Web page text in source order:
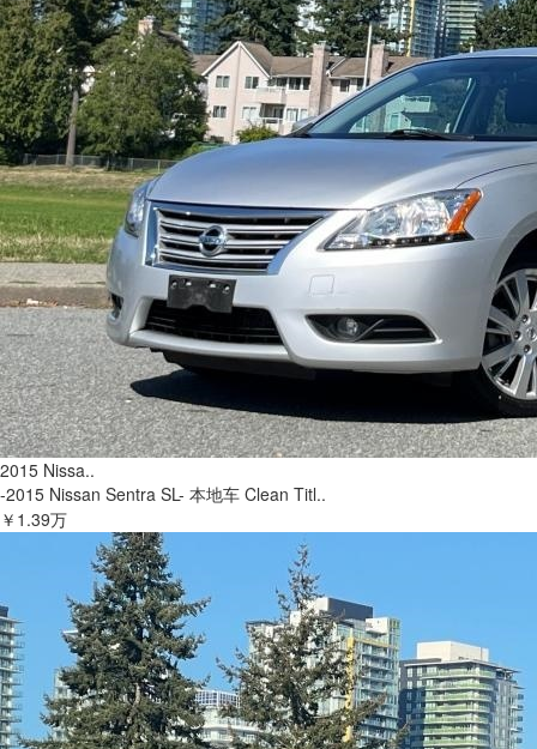
2015 Nissa..
-2015 Nissan Sentra SL- 本地车 Clean Titl..
￥1.39万